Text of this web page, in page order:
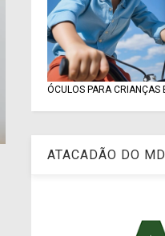
ÓCULOS PARA CRIANÇAS
ATACADÃO DO